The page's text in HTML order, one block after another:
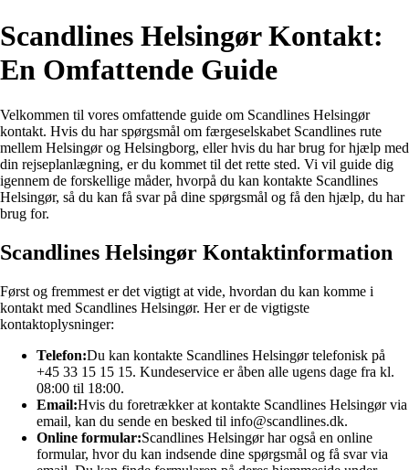
Scandlines Helsingør Kontakt:
En Omfattende Guide
Velkommen til vores omfattende guide om Scandlines Helsingør
kontakt. Hvis du har spørgsmål om færgeselskabet Scandlines rute
mellem Helsingør og Helsingborg, eller hvis du har brug for hjælp med
din rejseplanlægning, er du kommet til det rette sted. Vi vil guide dig
igennem de forskellige måder, hvorpå du kan kontakte Scandlines
Helsingør, så du kan få svar på dine spørgsmål og få den hjælp, du har
brug for.
Scandlines Helsingør Kontaktinformation
Først og fremmest er det vigtigt at vide, hvordan du kan komme i
kontakt med Scandlines Helsingør. Her er de vigtigste
kontaktoplysninger:
Telefon:Du kan kontakte Scandlines Helsingør telefonisk på
+45 33 15 15 15. Kundeservice er åben alle ugens dage fra kl.
08:00 til 18:00.
Email:Hvis du foretrækker at kontakte Scandlines Helsingør via
email, kan du sende en besked til info@scandlines.dk.
Online formular:Scandlines Helsingør har også en online
formular, hvor du kan indsende dine spørgsmål og få svar via